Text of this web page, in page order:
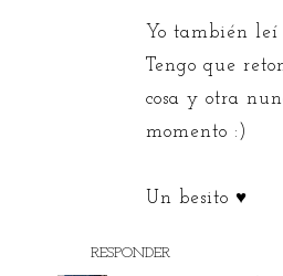
Yo también
Tengo que
cosa y otra
momento :)
Un besito ♥
RESPONDER